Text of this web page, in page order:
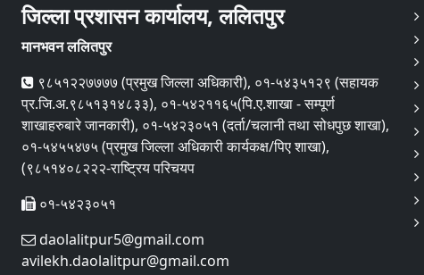
जिल्ला प्रशासन कार्यालय, ललितपुर
मानभवन ललितपुर
९८५१२२७७७७ (प्रमुख जिल्ला अधिकारी), ०१-५४३५१२९ (सहायक
प्र.जि.अ.९८५१३१४८३३), ०१-५४२११६५(पि.ए.शाखा - सम्पूर्ण
शाखाहरुबारे जानकारी), ०१-५४२३०५१ (दर्ता/चलानी तथा सोधपुछ शाखा),
०१-५४५५४७५ (प्रमुख जिल्ला अधिकारी कार्यकक्ष/पिए शाखा),
(९८५१४०८२२२-राष्ट्रिय परिचयप
०१-५४२३०५१
daolalitpur5@gmail.com
avilekh.daolalitpur@gmail.com